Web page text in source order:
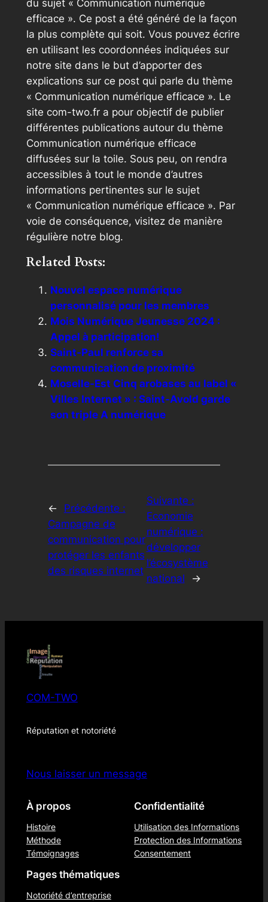
du sujet « Communication numérique
efficace ». Ce post a été généré de la façon
la plus complète qui soit. Vous pouvez écrire
en utilisant les coordonnées indiquées sur
notre site dans le but d’apporter des
explications sur ce post qui parle du thème
« Communication numérique efficace ». Le
site com-two.fr a pour objectif de publier
différentes publications autour du thème
Communication numérique efficace
diffusées sur la toile. Sous peu, on rendra
accessibles à tout le monde d’autres
informations pertinentes sur le sujet
« Communication numérique efficace ». Par
voie de conséquence, visitez de manière
régulière notre blog.
Related Posts:
Nouvel espace numérique
personnalisé pour les membres
Mois Numérique Jeunesse 2024 :
Appel à participation!
Saint-Paul renforce sa
communication de proximité
Moselle-Est Cinq arobases au label «
Villes Internet » : Saint-Avold garde
son triple A numérique
←
Précédente :
Campagne de
communication pour
protéger les enfants
des risques internet
Suivante :
Economie
numérique :
développer
l’écosystème
national
→
COM-TWO
Réputation et notoriété
Nous laisser un message
À propos
Histoire
Méthode
Témoignages
Confidentialité
Utilisation des Informations
Protection des Informations
Consentement
Pages thématiques
Notoriété d’entreprise